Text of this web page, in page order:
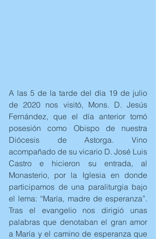
A las 5 de la tarde del día 19 de julio
de 2020 nos visitó, Mons. D. Jesús
Fernández, que el día anterior tomó
posesión como Obispo de nuestra
Diócesis de Astorga. Vino
acompañado de su vicario D. José Luis
Castro e hicieron su entrada, al
Monasterio, por la Iglesia en donde
participamos de una paraliturgia bajo
el lema: “María, madre de esperanza”.
Tras el evangelio nos dirigió unas
palabras que denotaban el gran amor
a María y el camino de esperanza que